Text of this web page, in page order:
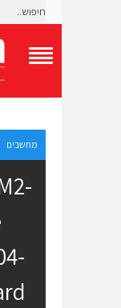
g
l
e
N
מחשבים